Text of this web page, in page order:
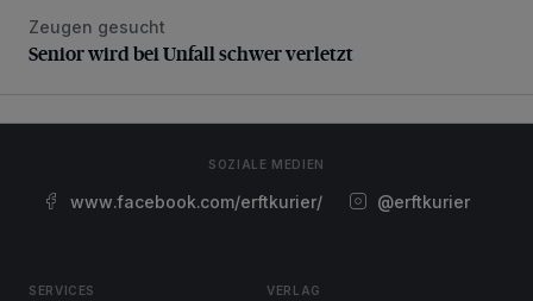
Senior wird bei Unfall schwer verletzt
Zeugen gesucht
Senior wird bei Unfall schwer verletzt
SOZIALE MEDIEN
www.facebook.com/erftkurier/ @erftkurier
SERVICES VERLAG